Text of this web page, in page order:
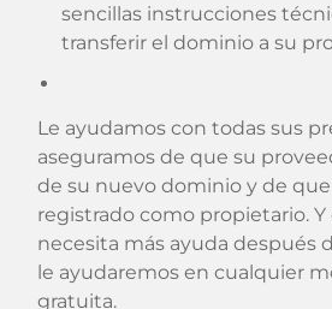
sencillas instrucciones
transferir el dominio a su
Le ayudamos con todas sus
aseguramos de que su
de su nuevo dominio y de
registrado como propietario. Y
necesita más ayuda después
le ayudaremos en cualquier
gratuita.